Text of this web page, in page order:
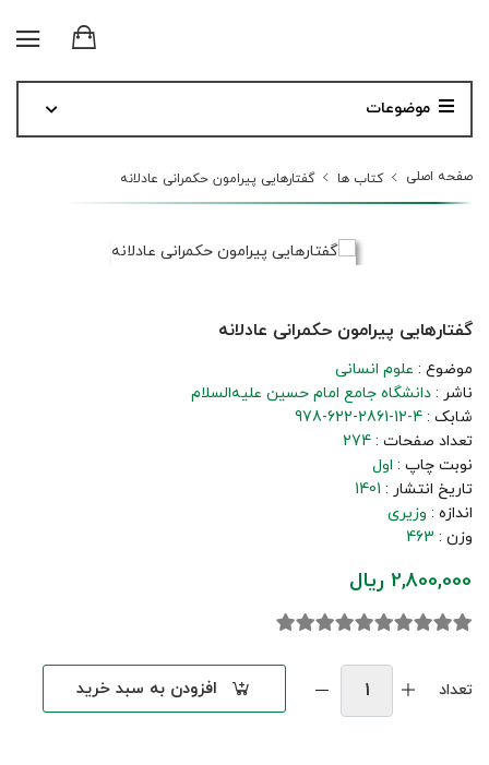
موضوعات
صفحه اصلی کتاب ها گفتارهایی پیرامون حکمرانی عادلانه
گفتارهایی پیرامون حکمرانی عادلانه
موضوع : علوم انسانی
ناشر : دانشگاه جامع امام حسین علیه‌السلام
شابک : 978-622-2861-12-4
تعداد صفحات : 274
نوبت چاپ : اول
تاریخ انتشار : 1401
اندازه : وزیری
وزن : 463
2,800,000 ریال
تعداد افزودن به سبد خرید